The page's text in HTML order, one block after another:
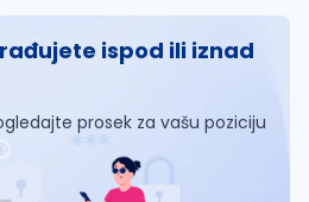
ispod ili iznad
prosek za vašu poziciju